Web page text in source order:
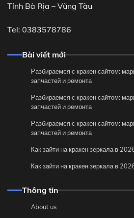
Tỉnh Bà Rịa – Vũng Tàu
Tel: 0383578786
Bài viết mới
Разбираемся с кракен сайтом:
запчастей и ремонта
Разбираемся с кракен сайтом:
запчастей и ремонта
Разбираемся с кракен сайтом:
запчастей и ремонта
Как зайти на кракен зеркала в
Как зайти на кракен зеркала в
Thông tin
About us